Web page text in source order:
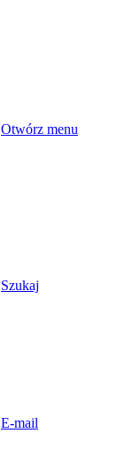
Otwórz menu
Szukaj
E-mail